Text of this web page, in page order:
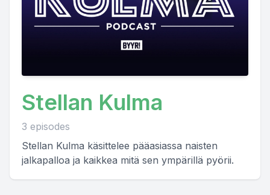
Stellan Kulma
3 episodes
Stellan Kulma käsittelee pääasiassa naisten
jalkapalloa ja kaikkea mitä sen ympärillä pyörii.